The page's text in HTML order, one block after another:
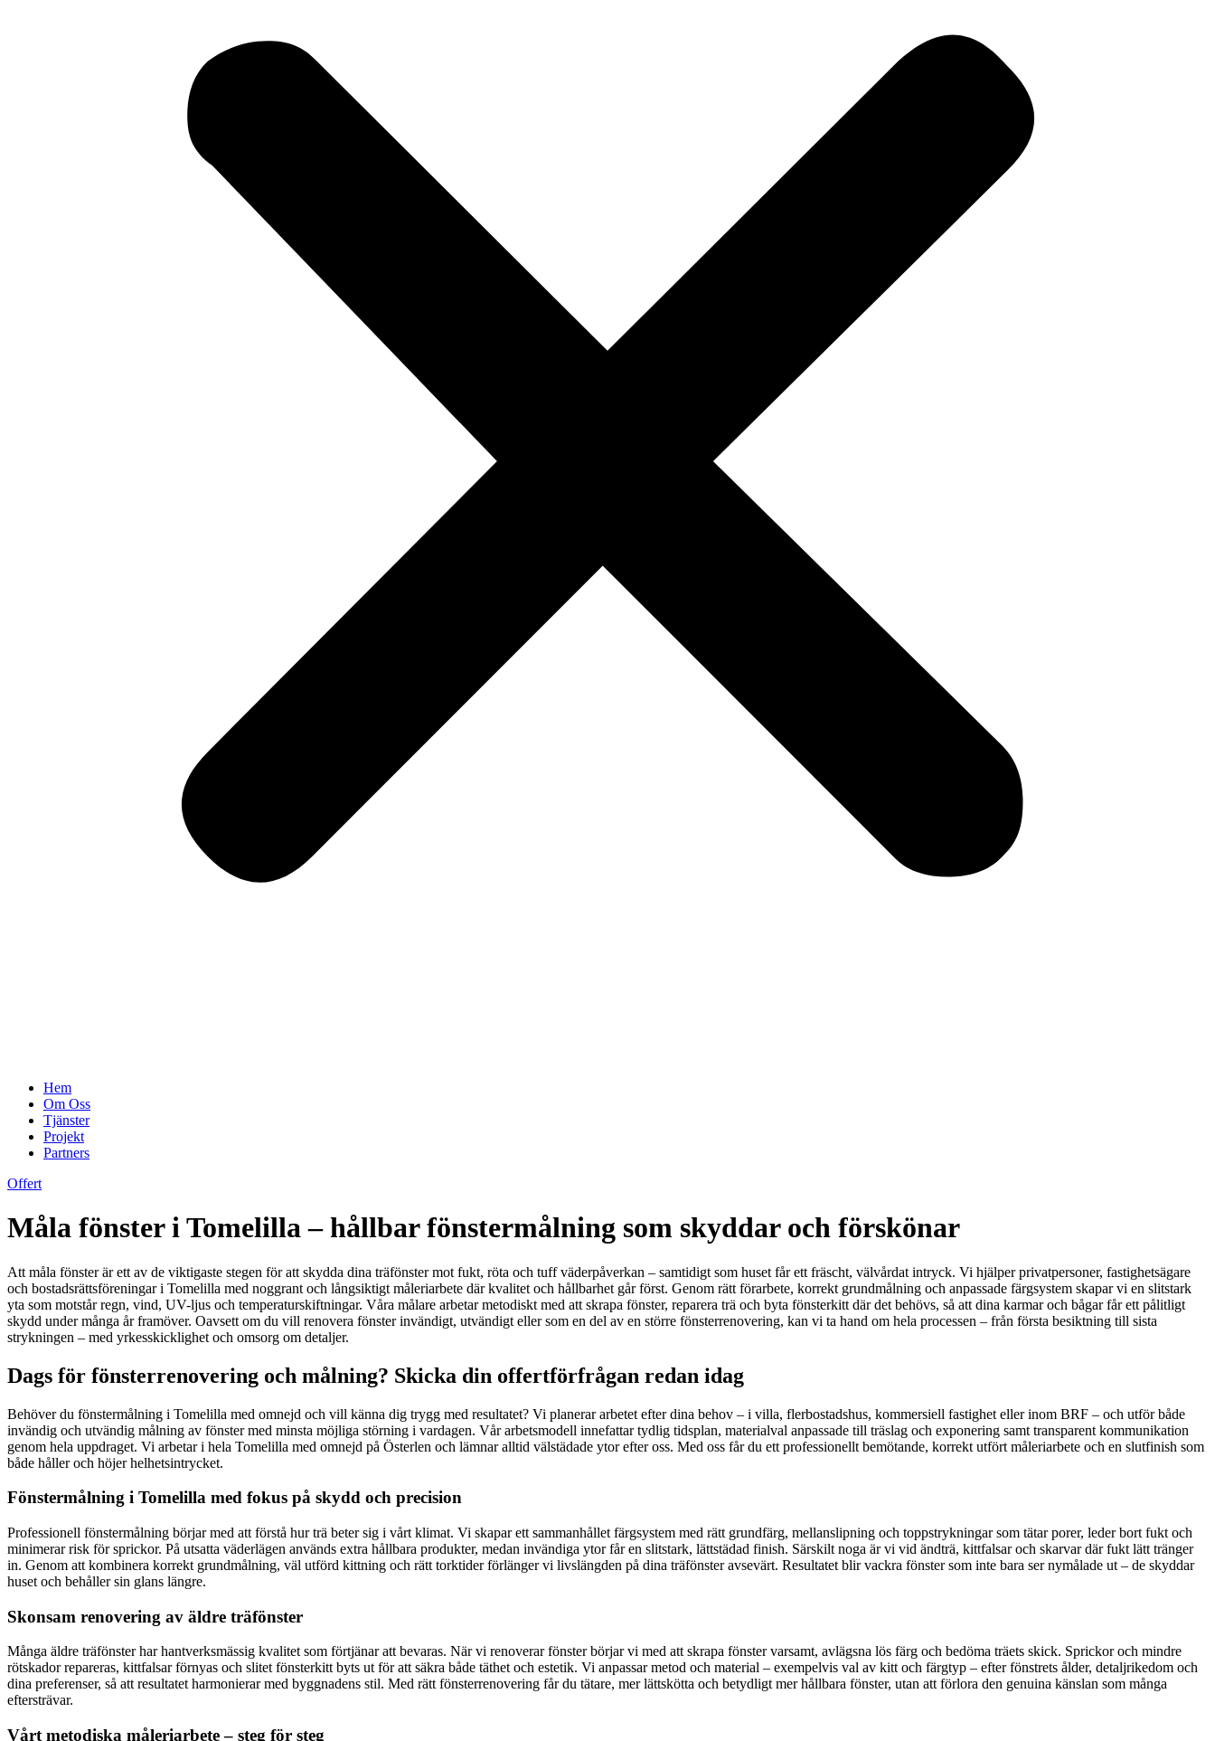
Hem
Om Oss
Tjänster
Projekt
Partners
Offert
Måla fönster i Tomelilla – hållbar fönstermålning som skyddar och förskönar
Att måla fönster är ett av de viktigaste stegen för att skydda dina träfönster mot fukt, röta och tuff väderpåverkan – samtidigt som huset får ett fräscht, välvårdat intryck. Vi hjälper privatpersoner, fastighetsägare
och bostadsrättsföreningar i Tomelilla med noggrant och långsiktigt måleriarbete där kvalitet och hållbarhet går först. Genom rätt förarbete, korrekt grundmålning och anpassade färgsystem skapar vi en slitstark
yta som motstår regn, vind, UV-ljus och temperaturskiftningar. Våra målare arbetar metodiskt med att skrapa fönster, reparera trä och byta fönsterkitt där det behövs, så att dina karmar och bågar får ett pålitligt
skydd under många år framöver. Oavsett om du vill renovera fönster invändigt, utvändigt eller som en del av en större fönsterrenovering, kan vi ta hand om hela processen – från första besiktning till sista
strykningen – med yrkesskicklighet och omsorg om detaljer.
Dags för fönsterrenovering och målning? Skicka din offertförfrågan redan idag
Behöver du fönstermålning i Tomelilla med omnejd och vill känna dig trygg med resultatet? Vi planerar arbetet efter dina behov – i villa, flerbostadshus, kommersiell fastighet eller inom BRF – och utför både
invändig och utvändig målning av fönster med minsta möjliga störning i vardagen. Vår arbetsmodell innefattar tydlig tidsplan, materialval anpassade till träslag och exponering samt transparent kommunikation
genom hela uppdraget. Vi arbetar i hela Tomelilla med omnejd på Österlen och lämnar alltid välstädade ytor efter oss. Med oss får du ett professionellt bemötande, korrekt utfört måleriarbete och en slutfinish som
både håller och höjer helhetsintrycket.
Fönstermålning i Tomelilla med fokus på skydd och precision
Professionell fönstermålning börjar med att förstå hur trä beter sig i vårt klimat. Vi skapar ett sammanhållet färgsystem med rätt grundfärg, mellanslipning och toppstrykningar som tätar porer, leder bort fukt och
minimerar risk för sprickor. På utsatta väderlägen används extra hållbara produkter, medan invändiga ytor får en slitstark, lättstädad finish. Särskilt noga är vi vid ändträ, kittfalsar och skarvar där fukt lätt tränger
in. Genom att kombinera korrekt grundmålning, väl utförd kittning och rätt torktider förlänger vi livslängden på dina träfönster avsevärt. Resultatet blir vackra fönster som inte bara ser nymålade ut – de skyddar
huset och behåller sin glans längre.
Skonsam renovering av äldre träfönster
Många äldre träfönster har hantverksmässig kvalitet som förtjänar att bevaras. När vi renoverar fönster börjar vi med att skrapa fönster varsamt, avlägsna lös färg och bedöma träets skick. Sprickor och mindre
rötskador repareras, kittfalsar förnyas och slitet fönsterkitt byts ut för att säkra både täthet och estetik. Vi anpassar metod och material – exempelvis val av kitt och färgtyp – efter fönstrets ålder, detaljrikedom och
dina preferenser, så att resultatet harmonierar med byggnadens stil. Med rätt fönsterrenovering får du tätare, mer lättskötta och betydligt mer hållbara fönster, utan att förlora den genuina känslan som många
eftersträvar.
Vårt metodiska måleriarbete – steg för steg